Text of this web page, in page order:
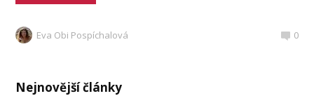
Eva Obi Pospíchalová 0
Nejnovější články